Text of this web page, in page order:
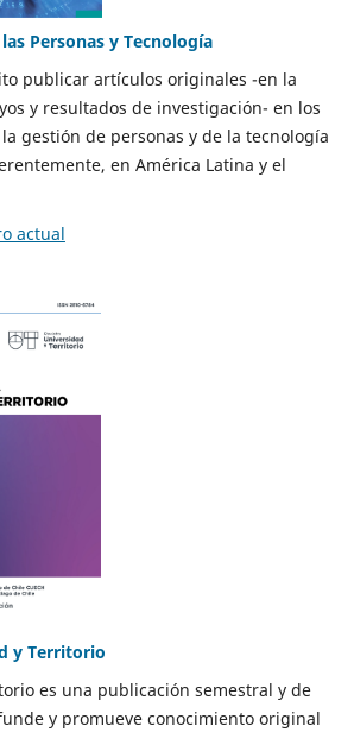
Personas y Tecnología
publicar artículos originales -en la
y resultados de investigación- en los
gestión de personas y de la tecnología
en América Latina y el
actual
y Territorio
es una publicación semestral y de
y promueve conocimiento original